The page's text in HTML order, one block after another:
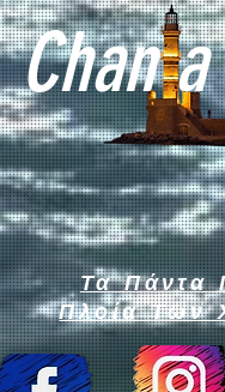
Chan
Τα Πάντα
Πλοία Των